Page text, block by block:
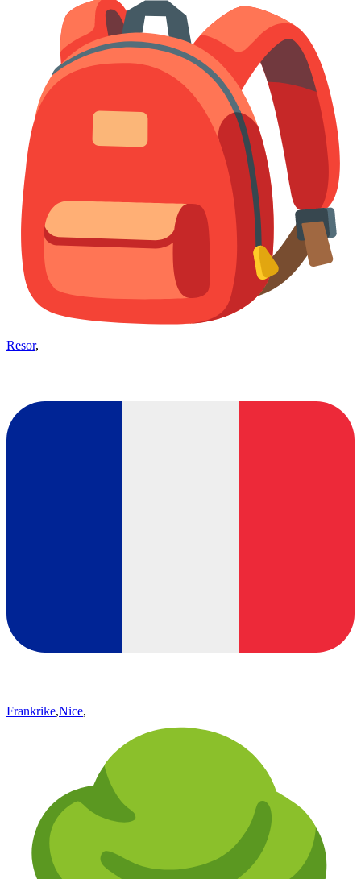
Resor,
Frankrike,Nice,